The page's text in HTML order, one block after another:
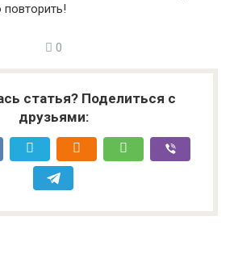
0
статья? Поделиться с
друзьями: